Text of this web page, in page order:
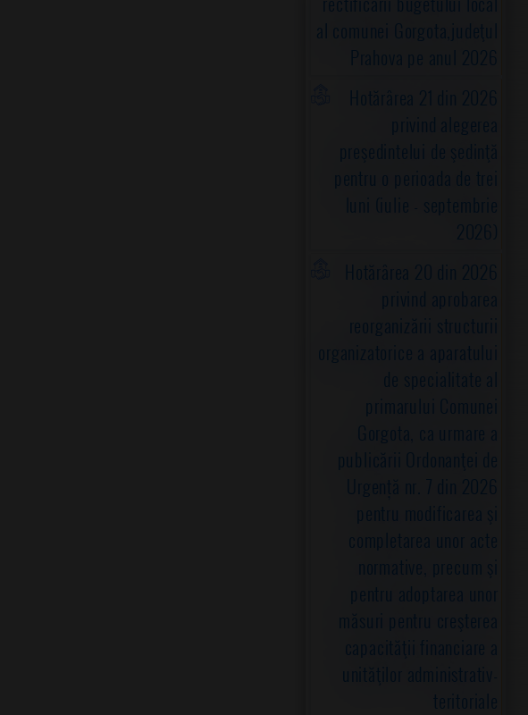
al comunei Gorgota,judeţul
Prahova pe anul 2026
Hotărârea 21 din 2026
privind alegerea
preşedintelui de şedinţă
pentru o perioada de trei
luni (iulie - septembrie
2026)
Hotărârea 20 din 2026
privind aprobarea
reorganizării structurii
organizatorice a aparatului
de specialitate al
primarului Comunei
Gorgota, ca urmare a
publicării Ordonanţei de
Urgență nr. 7 din 2026
pentru modificarea şi
completarea unor acte
normative, precum şi
pentru adoptarea unor
măsuri pentru creşterea
capacităţii financiare a
unităţilor administrativ-
teritoriale